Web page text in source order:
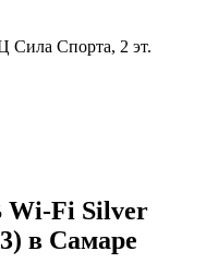
Сила Спорта, 2 эт.
Wi-Fi Silver
в Самаре